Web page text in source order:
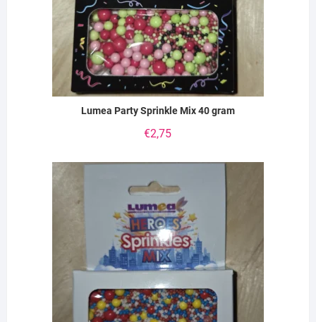
Lumea Party Sprinkle Mix 40 gram
€2,75